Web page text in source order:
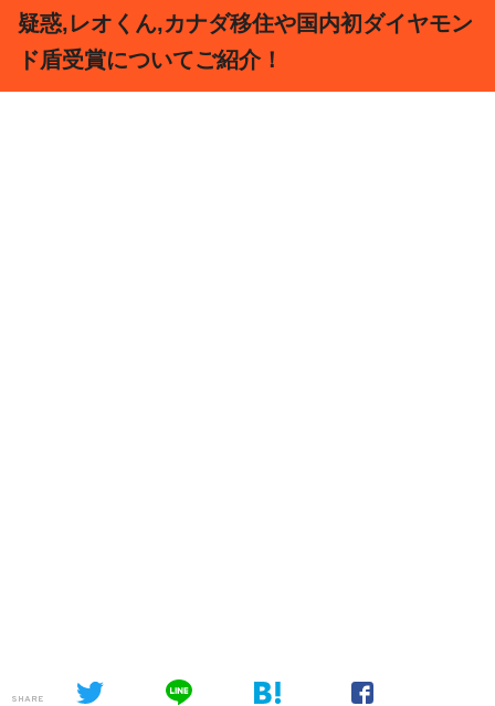
疑惑,レオくん,カナダ移住や国内初ダイヤモン
ド盾受賞についてご紹介！
SHARE